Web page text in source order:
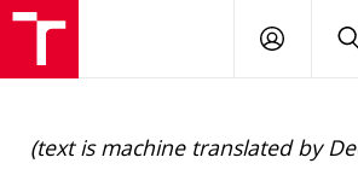
LOGIN
(text is machine translated by